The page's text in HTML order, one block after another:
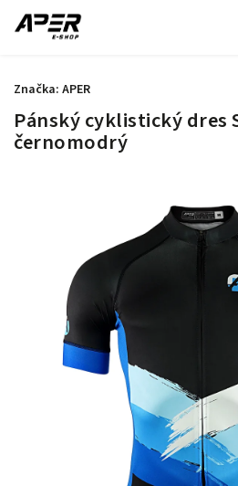
Pánský cyklistický dres
černomodrý
Značka: APER